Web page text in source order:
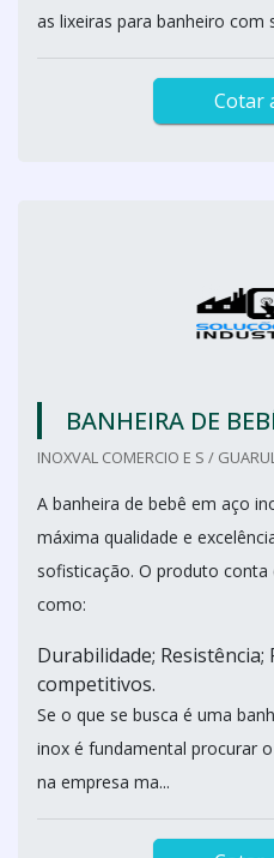
as lixeiras para banheiro com
Cotar
BANHEIRA DE
INOXVAL COMERCIO E S /
A banheira de bebê em aço
máxima qualidade e
sofisticação. O produto
como:
Durabilidade; Resistência;
competitivos.
Se o que se busca é uma
inox é fundamental procurar
na empresa ma...